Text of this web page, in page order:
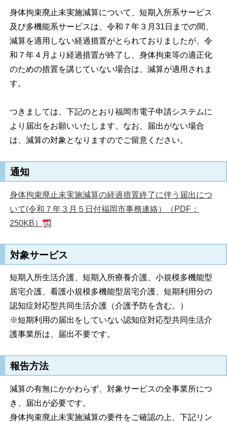
身体拘束廃止未実施減算について、短期入所系サービス
及び多機能系サービスは、令和７年３月31日までの間、
減算を適用しない経過措置がとられておりましたが、令
和７年４月より経過措置が終了し、身体拘束等の適正化
のための措置を講じていない場合は、減算が適用されま
す。
つきましては、下記のとおり福岡市電子申請システムに
より届出をお願いいたします。なお、届出がない場合
は、減算の対象となりますのでご留意ください。
通知
身体拘束廃止未実施減算の経過措置終了に伴う届出につ
いて(令和７年３月５日付福岡市事務連絡）（PDF：
250KB）
対象サービス
短期入所生活介護、短期入所療養介護、小規模多機能型
居宅介護、看護小規模多機能型居宅介護、短期利用分の
認知症対応型共同生活介護（介護予防を含む。）
※短期利用の届出をしていない認知症対応型共同生活介
護事業所は、届出不要です。
報告方法
減算の有無にかかわらず、対象サービスの全事業所につ
き、届出が必要です。
身体拘束廃止未実施減算の要件をご確認の上、下記リン